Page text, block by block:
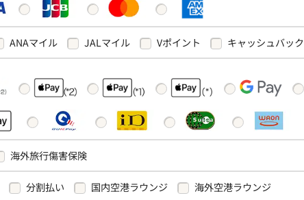
ANAマイル JALマイル Vポイント キャッシュバック
海外旅行傷害保険
分割払い 国内空港ラウンジ 海外空港ラウンジ